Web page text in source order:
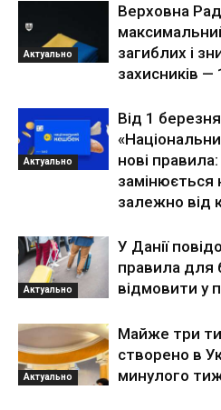
Актуально
Верховна
загиблих і
захисників
Актуально
Від 1
нові
замінюється
залежно від
Актуально
У Данії
правила для
відмовити у
Актуально
Майже три
створено в
минулого